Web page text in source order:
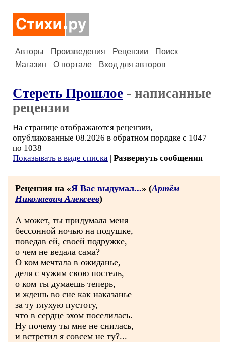
Авторы Произведения Рецензии
Поиск
Магазин
О портале Вход для авторов
Стереть Прошлое - написанные
рецензии
На странице отображаются рецензии,
опубликованные 08.2026 в обратном порядке с 1047
по 1038
Показывать в виде списка | Развернуть сообщения
Рецензия на «Я Вас выдумал...» (Артём
Николаевич Алексеев)
А может, ты придумала меня
бессонной ночью на подушке,
поведав ей, своей подружке,
о чем не ведала сама?
О ком мечтала в ожиданье,
деля с чужим свою постель,
о ком ты думаешь теперь,
и ждешь во сне как наказанье
за ту глухую пустоту,
что в сердце эхом поселилась.
Ну почему ты мне не снилась,
и встретил я совсем не ту?...